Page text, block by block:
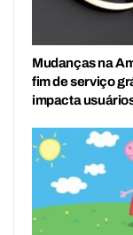
Mudanças na
fim de serviço
impacta